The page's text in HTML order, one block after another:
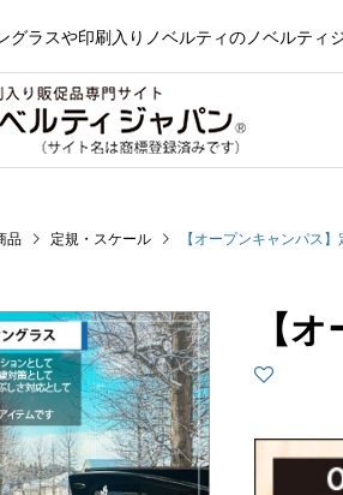
グラスや印刷入りノベルティのノベルティ
品 定規・スケール 【オープンキャンパス
【